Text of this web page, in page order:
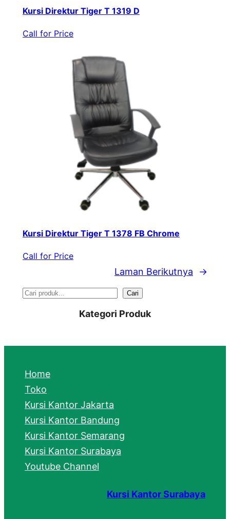
Kursi Direktur Tiger T 1319 D
Call for Price
Kursi Direktur Tiger T 1378 FB Chrome
Call for Price
Laman Berikutnya →
S
r
h
Cari
Kategori Produk
Home
Toko
Kursi Kantor Jakarta
Kursi Kantor Bandung
Kursi Kantor Semarang
Kursi Kantor Surabaya
Youtube Channel
Kursi Kantor Surabaya